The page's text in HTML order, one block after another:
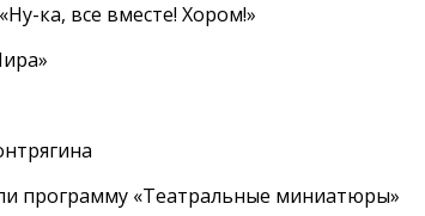
ка, все вместе! Хором!»
программу «Театральные миниатюры»